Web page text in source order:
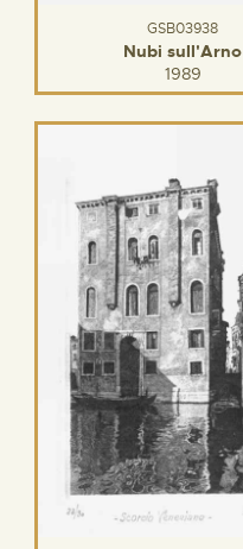
GSB03938
Nubi sull'Arno
1989